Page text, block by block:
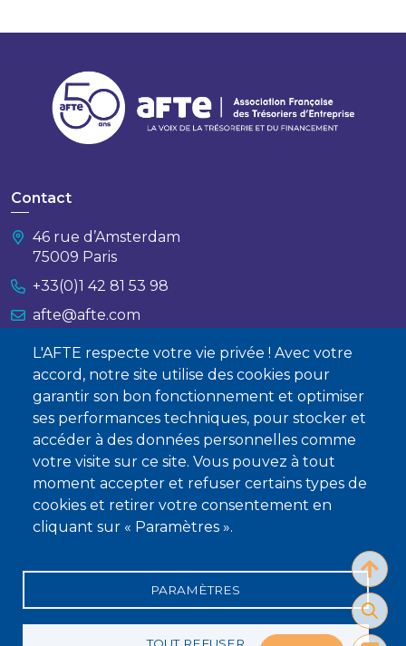
L'AFTE respecte votre vie privée ! Avec votre
accord, notre site utilise des cookies pour
garantir son bon fonctionnement et optimiser
ses performances techniques, pour stocker et
accéder à des données personnelles comme
votre visite sur ce site. Vous pouvez à tout
moment accepter et refuser certains types de
cookies et retirer votre consentement en
cliquant sur « Paramètres ».
PARAMÈTRES
TOUT REFUSER
Contact
46 rue d’Amsterdam
75009 Paris
+33(0)1 42 81 53 98
afte@afte.com
Nous contacter
À propos
Qui sommes-nous ?
Devenir membre
Mentions légales
Conditions générales de vente
Charte éthique